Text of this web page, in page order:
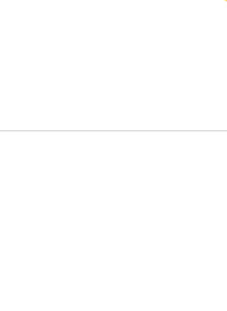
header-icon-text
account